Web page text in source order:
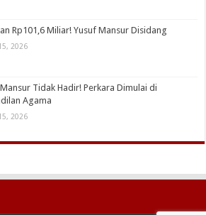
Rp101,6 Miliar! Yusuf Mansur Disidang
2026
Tidak Hadir! Perkara Dimulai di
Agama
2026